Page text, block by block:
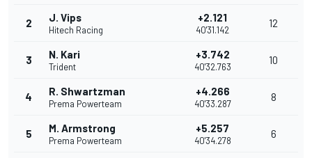
2 J. Vips
Hitech Racing
+2.121
40'31.142
12
3 N. Kari
Trident
+3.742
40'32.763
10
4 R. Shwartzman
Prema Powerteam
+4.266
40'33.287
8
5 M. Armstrong
Prema Powerteam
+5.257
40'34.278
6